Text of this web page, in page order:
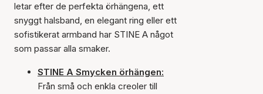
letar efter de perfekta örhängena, ett
snyggt halsband, en elegant ring eller ett
sofistikerat armband har STINE A något
som passar alla smaker.
STINE A Smycken örhängen:
Från små och enkla creoler till